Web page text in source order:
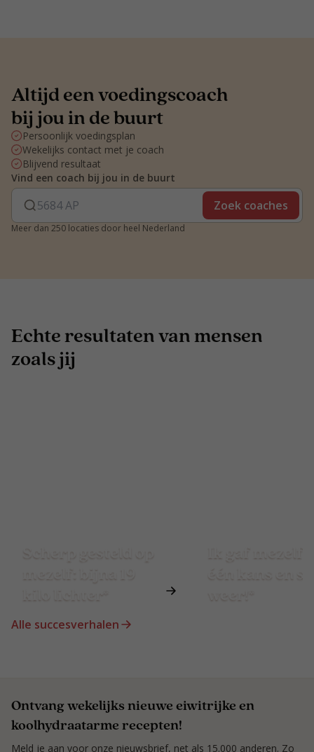
Altijd een voedingscoach
bij jou in de buurt
Persoonlijk voedingsplan
Wekelijks contact met je coach
Blijvend resultaat
Vind een coach bij jou in de buurt
Zoek coaches
Meer dan 250 locaties door heel Nederland
Echte resultaten van mensen
zoals jij
Alle succesverhalen
Ontvang wekelijks nieuwe eiwitrijke en
koolhydraatarme recepten!
Meld je aan voor onze nieuwsbrief, net als 15.000 anderen. Zo